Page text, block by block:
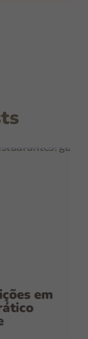
em